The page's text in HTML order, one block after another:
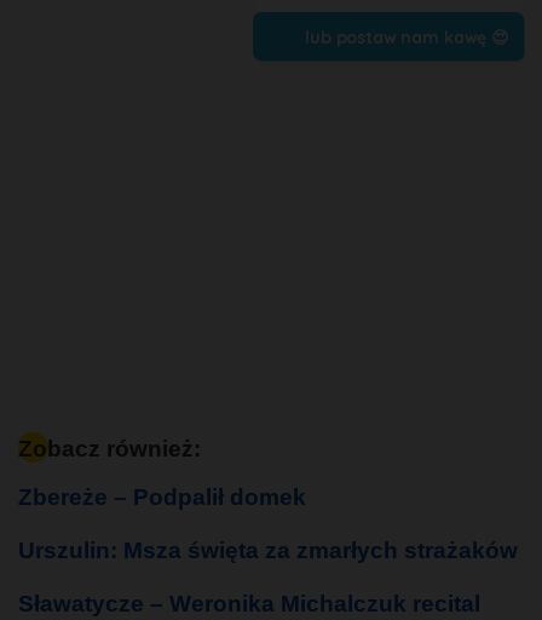
lub postaw nam kawę 😍
Zobacz również:
Zbereże – Podpalił domek
Urszulin: Msza święta za zmarłych strażaków
Sławatycze – Weronika Michalczuk recital